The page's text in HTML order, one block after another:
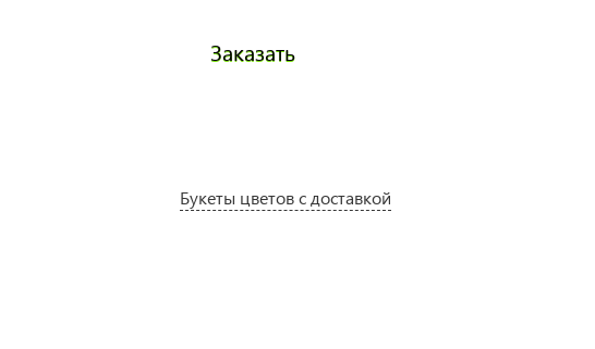
Заказать
Букеты цветов с доставкой